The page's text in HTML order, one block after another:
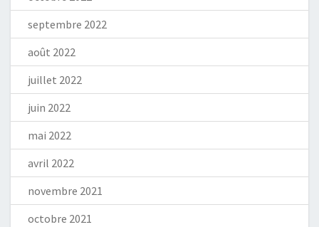
septembre 2022
août 2022
juillet 2022
juin 2022
mai 2022
avril 2022
novembre 2021
octobre 2021